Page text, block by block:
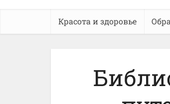
Красота и здоровье